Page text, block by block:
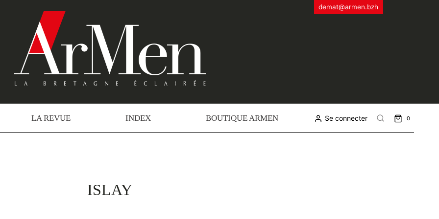
demat@armen.bzh
LA REVUE INDEX BOUTIQUE ARMEN Se connecter 0
ISLAY